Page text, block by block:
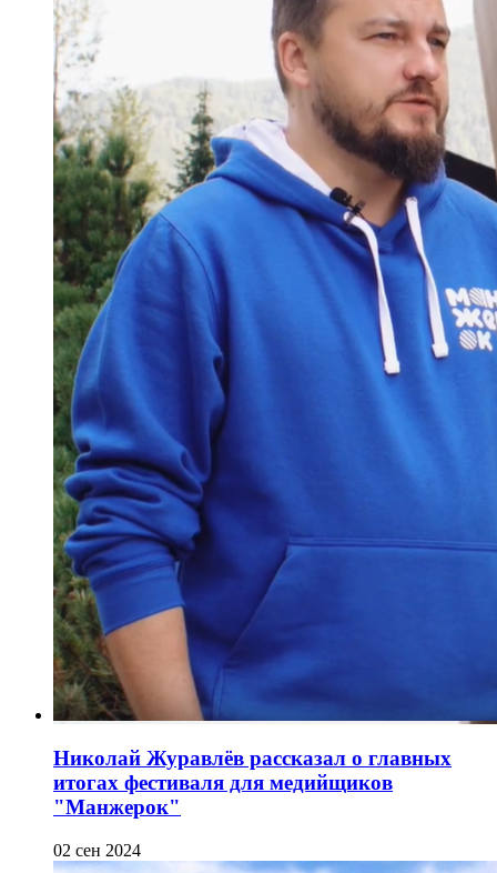
Николай Журавлёв рассказал о главных
итогах фестиваля для медийщиков
"Манжерок"
02 сен 2024